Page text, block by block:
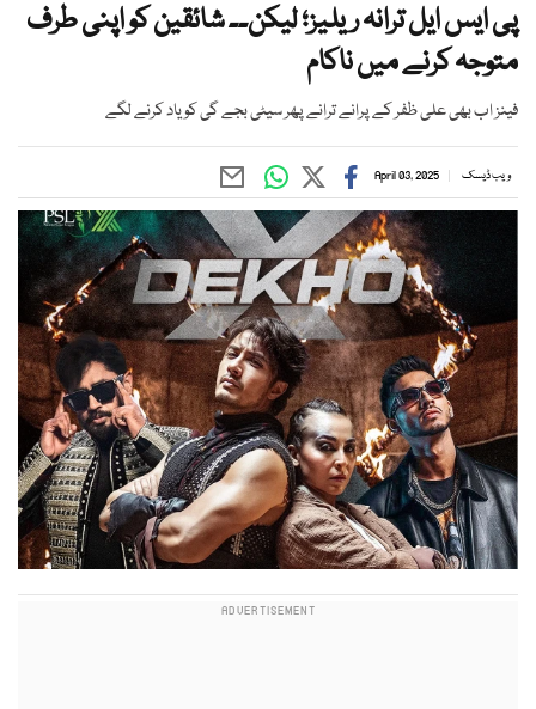
پی ایس ایل ترانہ ریلیز؛ لیکن۔۔ شائقین کو اپنی طرف
متوجہ کرنے میں ناکام
فینز اب بھی علی ظفر کے پرانے ترانے پھر سیٹی بجے گی کو یاد کرنے لگے
ویب ڈیسک April 03, 2025